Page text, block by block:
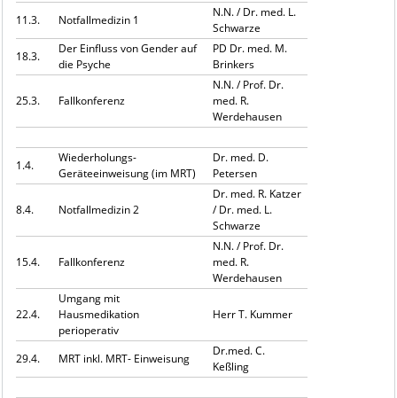
11.3. Notfallmedizin 1
N.N. / Dr. med. L.
Schwarze
18.3.
Der Einfluss von Gender auf
die Psyche
PD Dr. med. M.
Brinkers
25.3. Fallkonferenz
N.N. / Prof. Dr.
med. R.
Werdehausen
1.4.
Wiederholungs-
Geräteeinweisung (im MRT)
Dr. med. D.
Petersen
8.4. Notfallmedizin 2
Dr. med. R. Katzer
/ Dr. med. L.
Schwarze
15.4. Fallkonferenz
N.N. / Prof. Dr.
med. R.
Werdehausen
22.4.
Umgang mit
Hausmedikation
perioperativ
Herr T. Kummer
29.4. MRT inkl. MRT- Einweisung
Dr.med. C.
Keßling